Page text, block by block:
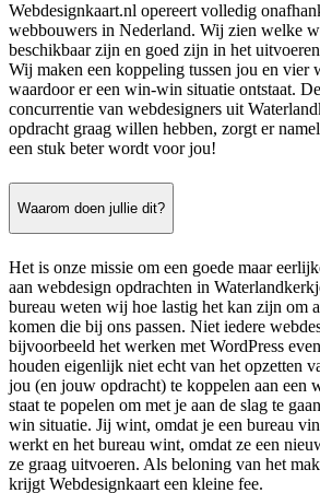
Webdesignkaart.nl opereert volledig
webbouwers in Nederland. Wij zien welke
beschikbaar zijn en goed zijn in het
Wij maken een koppeling tussen jou en vier
waardoor er een win-win situatie ontstaat.
concurrentie van webdesigners uit
opdracht graag willen hebben, zorgt er
een stuk beter wordt voor jou!
Waarom doen jullie dit?
Het is onze missie om een goede maar
aan webdesign opdrachten in
bureau weten wij hoe lastig het kan zijn om
komen die bij ons passen. Niet iedere
bijvoorbeeld het werken met WordPress
houden eigenlijk niet echt van het opzetten
jou (en jouw opdracht) te koppelen aan een
staat te popelen om met je aan de slag te
win situatie. Jij wint, omdat je een bureau
werkt en het bureau wint, omdat ze een
ze graag uitvoeren. Als beloning van het
krijgt Webdesignkaart een kleine fee.